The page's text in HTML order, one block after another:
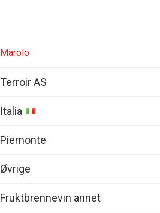
Marolo
Terroir AS
Italia
Piemonte
Øvrige
Fruktbrennevin annet